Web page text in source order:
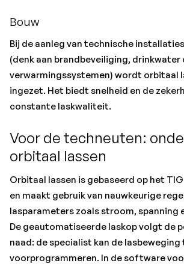
Bouw
Bij de aanleg van technische
(denk aan brandbeveiliging, drinkwater
verwarmingssystemen) wordt orbitaal
ingezet. Het biedt snelheid en de
constante laskwaliteit.
Voor de techneuten:
orbitaal lassen
Orbitaal lassen is gebaseerd op het
en maakt gebruik van nauwkeurige
lasparameters zoals stroom, spanning
De geautomatiseerde laskop volgt de
naad: de specialist kan de
voorprogrammeren. In de software